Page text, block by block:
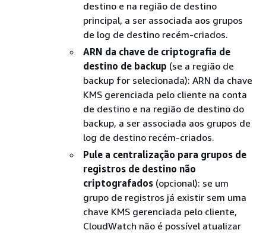
destino e na região de destino
principal, a ser associada aos grupos
de log de destino recém-criados.
ARN da chave de criptografia de
destino de backup (se a região de
backup for selecionada): ARN da chave
KMS gerenciada pelo cliente na conta
de destino e na região de destino do
backup, a ser associada aos grupos de
log de destino recém-criados.
Pule a centralização para grupos de
registros de destino não
criptografados (opcional): se um
grupo de registros já existir sem uma
chave KMS gerenciada pelo cliente,
CloudWatch não é possível atualizar